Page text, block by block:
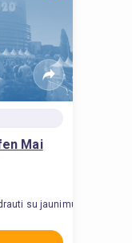
Mai
su jaunimu,